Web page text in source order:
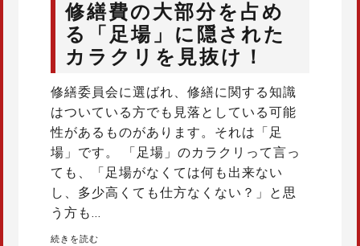
修繕費の大部分を占め
る「足場」に隠された
カラクリを見抜け！
修繕委員会に選ばれ、修繕に関する知識
はついている方でも見落としている可能
性があるものがあります。それは「足
場」です。 「足場」のカラクリって言っ
ても、「足場がなくては何も出来ない
し、多少高くても仕方なくない？」と思
う方も…
続きを読む